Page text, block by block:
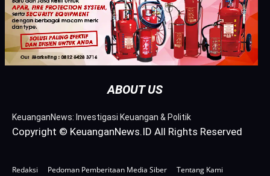
ABOUT US
KeuanganNews: Investigasi Keuangan & Politik
Copyright © KeuanganNews.ID All Rights Reserved
Redaksi Pedoman Pemberitaan Media Siber Tentang Kami